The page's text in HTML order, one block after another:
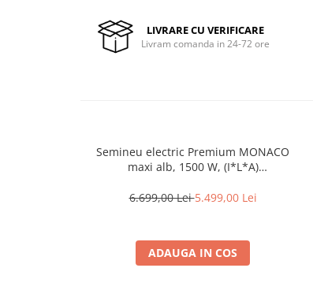
Motoare electrice
Betoniere si vibratoare beton
LIVRARE CU VERIFICARE
Livram comanda in 24-72 ore
Semineu electric Premium MONACO
maxi alb, 1500 W, (I*L*A)
telecomanda
6.699,00 Lei5.499,00 Lei
ADAUGA IN COS